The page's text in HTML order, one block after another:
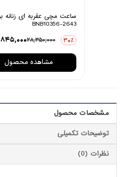
ساعت مچی عقربه ای زنانه
BNB10356-2643
30٪ 28,350,000
مشاهده محصول
مشخصات محصول
توضیحات تکمیلی
نظرات (0)